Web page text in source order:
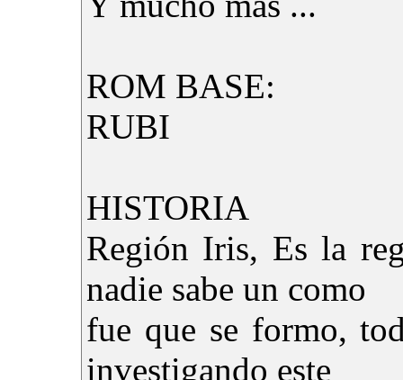
ROM BASE:
RUBI
HISTORIA
Región Iris, Es la
nadie sabe un como
fue que se formo,
investigando este